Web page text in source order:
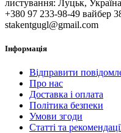
листування: Луцьк,
+380 97 233-98-49 вайбер
stakentgugl@gmail.com
Інформація
Відправити
Про нас
Доставка і оплата
Політика безпеки
Умови згоди
Статті та